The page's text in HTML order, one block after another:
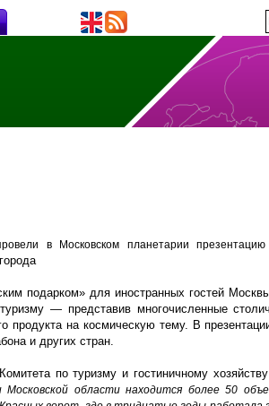
в Московском планетарии презентацию
подарком» для иностранных гостей
— представив многочисленные
продукта на космическую тему. В
и других стран.
по туризму и гостиничному
области находится более 50